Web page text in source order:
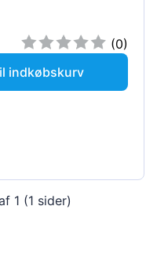
(0)
indkøbskurv
1 (1 sider)